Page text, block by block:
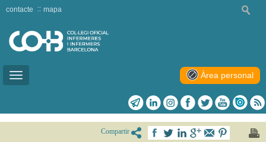
Toggle
contacte mapa
Àrea personal
Compartir